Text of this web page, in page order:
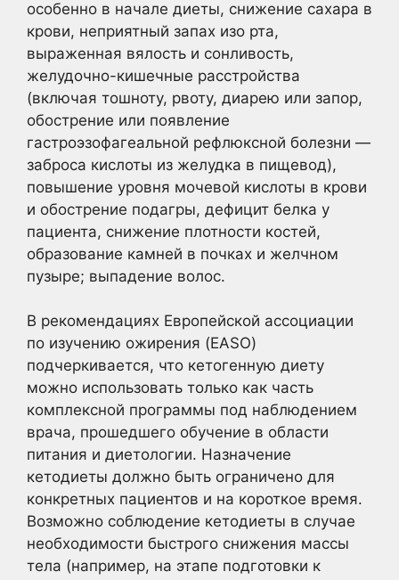
особенно в начале диеты, снижение сахара в
крови, неприятный запах изо рта,
выраженная вялость и сонливость,
желудочно-кишечные расстройства
(включая тошноту, рвоту, диарею или запор,
обострение или появление
гастроэзофагеальной рефлюксной болезни —
заброса кислоты из желудка в пищевод),
повышение уровня мочевой кислоты в крови
и обострение подагры, дефицит белка у
пациента, снижение плотности костей,
образование камней в почках и желчном
пузыре; выпадение волос.
В рекомендациях Европейской ассоциации
по изучению ожирения (EASO)
подчеркивается, что кетогенную диету
можно использовать только как часть
комплексной программы под наблюдением
врача, прошедшего обучение в области
питания и диетологии. Назначение
кетодиеты должно быть ограничено для
конкретных пациентов и на короткое время.
Возможно соблюдение кетодиеты в случае
необходимости быстрого снижения массы
тела (например, на этапе подготовки к